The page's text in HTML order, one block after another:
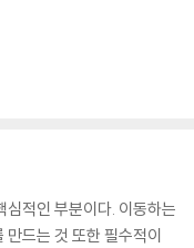
세상을 사는 한 여성에
심장(H4L)이 가진 독특
선교의 만남에 대한 사
심적인 부분이다. 이동하는
만드는 것 또한 필수적이